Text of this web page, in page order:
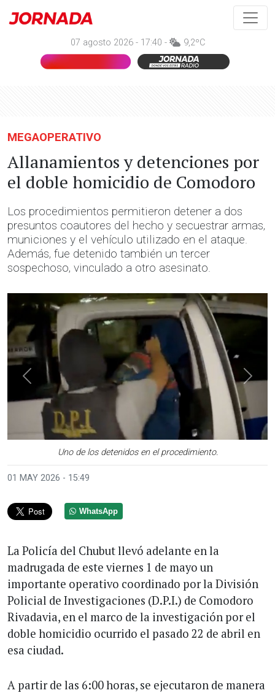
07 agosto 2026 - 17:40 - 9,2ºC
MEGAOPERATIVO
Allanamientos y detenciones por
el doble homicidio de Comodoro
Los procedimientos permitieron detener a dos
presuntos coautores del hecho y secuestrar armas,
municiones y el vehículo utilizado en el ataque.
Además, fue detenido también un tercer
sospechoso, vinculado a otro asesinato.
Uno de los detenidos en el procedimiento.
Anterior
01 MAY 2026 - 15:49
WhatsApp
La Policía del Chubut llevó adelante en la
madrugada de este viernes 1 de mayo un
importante operativo coordinado por la División
Policial de Investigaciones (D.P.I.) de Comodoro
Rivadavia, en el marco de la investigación por el
doble homicidio ocurrido el pasado 22 de abril en
esa ciudad.
A partir de las 6:00 horas, se ejecutaron de manera